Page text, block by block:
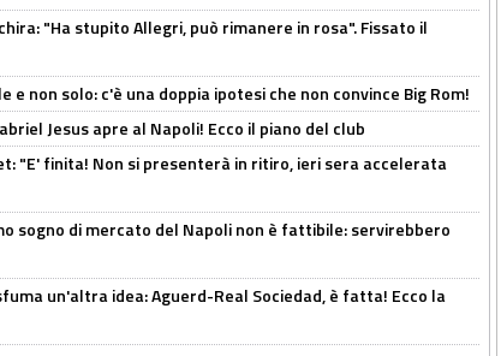
"Ha stupito Allegri, può rimanere in rosa". Fissato il
e non solo: c'è una doppia ipotesi che non convince Big Rom!
Jesus apre al Napoli! Ecco il piano del club
"E' finita! Non si presenterà in ritiro, ieri sera accelerata
sogno di mercato del Napoli non è fattibile: servirebbero
un'altra idea: Aguerd-Real Sociedad, è fatta! Ecco la